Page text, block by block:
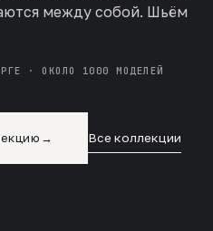
между собой. Шьём
· ОКОЛО 1000 МОДЕЛЕЙ
→ Все коллекции